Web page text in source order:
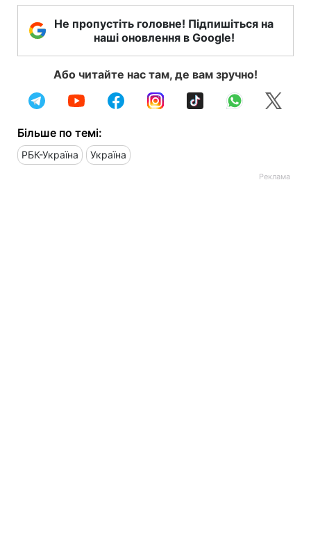
Не пропустіть головне! Підпишіться на
наші оновлення в Google!
Або читайте нас там, де вам зручно!
Більше по темі:
РБК-Україна Україна